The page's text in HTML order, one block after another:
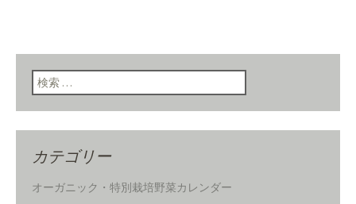
検索:
カテゴリー
オーガニック・特別栽培野菜カレンダー